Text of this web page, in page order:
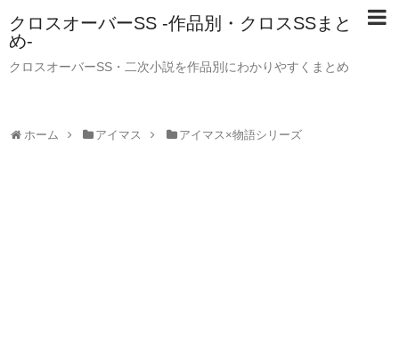
クロスオーバーSS -作品別・クロスSSまと
め-
クロスオーバーSS・二次小説を作品別にわかりやすくまとめ
ホーム アイマス アイマス×物語シリーズ